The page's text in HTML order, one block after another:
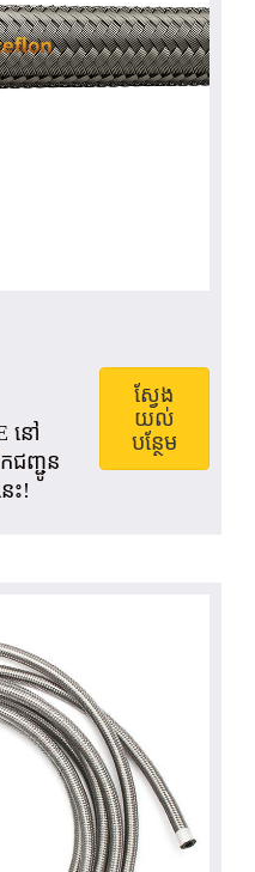
នៅ
ជញ្ជូន
ះ!
ស្វែង
យល់
បន្ថែម